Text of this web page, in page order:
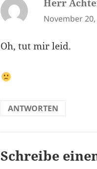
Herr
November
Oh, tut mir leid.
ANTWORTEN
Schreibe